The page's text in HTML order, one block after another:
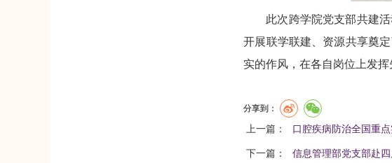
此次跨学院党支部共建
开展联学联建、资源共享奠
实的作风，在各自岗位上发
分享到：
上一篇： 口腔疾病防治全国重
下一篇： 信息管理部党支部赴